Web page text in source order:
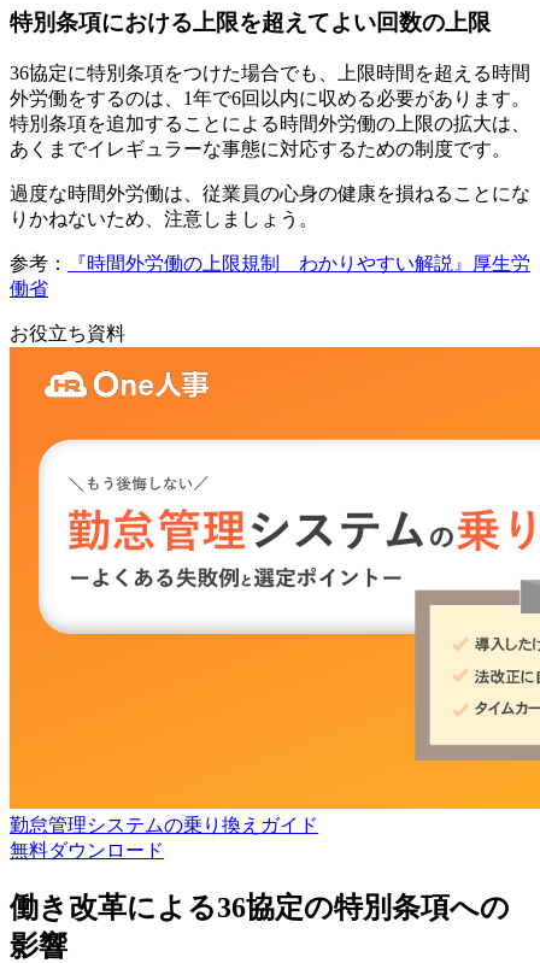
特別条項における上限を超えてよい回数の上限
36協定に特別条項をつけた場合でも、上限時間を超える時間
外労働をするのは、1年で6回以内に収める必要があります。
特別条項を追加することによる時間外労働の上限の拡大は、
あくまでイレギュラーな事態に対応するための制度です。
過度な時間外労働は、従業員の心身の健康を損ねることにな
りかねないため、注意しましょう。
参考：
『時間外労働の上限規制 わかりやすい解説』厚生労
働省
お役立ち資料
勤怠管理システムの乗り換えガイド
無料ダウンロード
働き改革による36協定の特別条項への
影響